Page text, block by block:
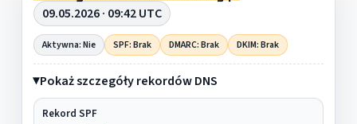
09.05.2026 · 09:42 UTC
Aktywna: Nie SPF: Brak DMARC: Brak DKIM: Brak
Pokaż szczegóły rekordów DNS
Rekord SPF